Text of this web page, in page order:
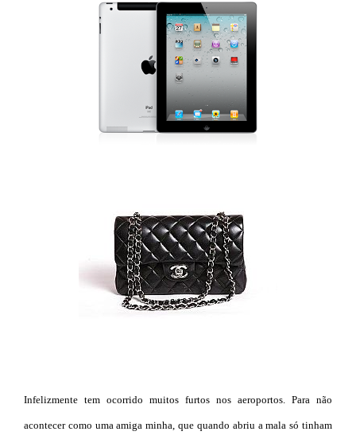
Infelizmente tem ocorrido muitos furtos nos aeroportos. Para não
acontecer como uma amiga minha, que quando abriu a mala só tinham